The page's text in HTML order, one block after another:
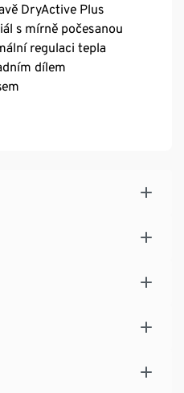
DryActive Plus
s mírně počesanou
regulaci tepla
dílem
s vláknem Creora® – pro